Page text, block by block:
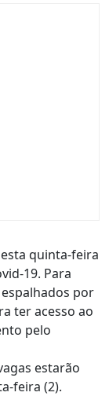
quinta-feira
19. Para
por
ter acesso ao
pelo
estarão
feira (2).